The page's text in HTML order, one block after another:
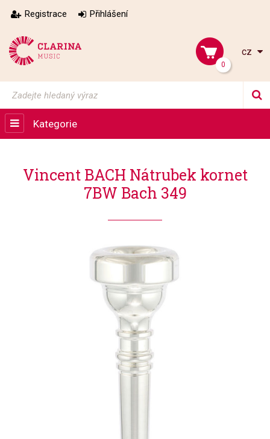
Registrace Přihlášení
0
cz
Kategorie
Vincent BACH Nátrubek kornet
7BW Bach 349